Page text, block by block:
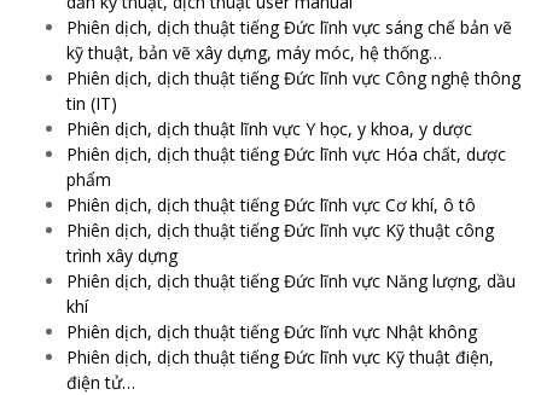
Phiên dịch, dịch thuật tiếng Đức lĩnh vực sáng chế bản vẽ
kỹ thuật, bản vẽ xây dựng, máy móc, hệ thống…
Phiên dịch, dịch thuật tiếng Đức lĩnh vực Công nghệ thông
tin (IT)
Phiên dịch, dịch thuật lĩnh vực Y học, y khoa, y dược
Phiên dịch, dịch thuật tiếng Đức lĩnh vực Hóa chất, dược
phẩm
Phiên dịch, dịch thuật tiếng Đức lĩnh vực Cơ khí, ô tô
Phiên dịch, dịch thuật tiếng Đức lĩnh vực Kỹ thuật công
trình xây dựng
Phiên dịch, dịch thuật tiếng Đức lĩnh vực Năng lượng, dầu
khí
Phiên dịch, dịch thuật tiếng Đức lĩnh vực Nhật không
Phiên dịch, dịch thuật tiếng Đức lĩnh vực Kỹ thuật điện,
điện tử…